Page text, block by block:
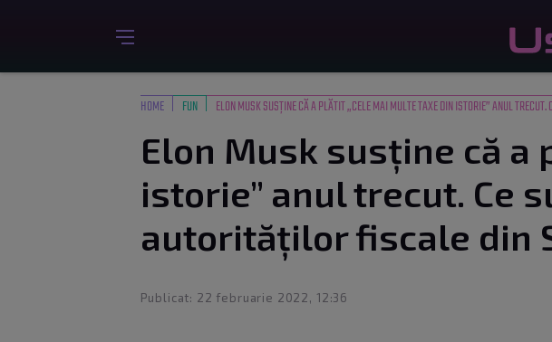
HOME FUN ELON MUSK SUSȚINE CĂ A PLĂTIT „CELE MAI MULTE TAXE DIN ISTORIE” ANUL
Elon Musk susține că a
istorie” anul trecut. Ce
autorităților fiscale din
Publicat: 22 februarie 2022, 12:36